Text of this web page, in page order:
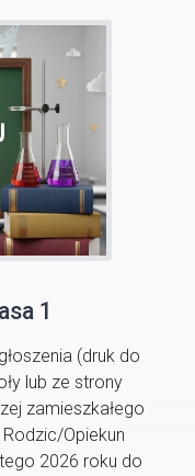
1
(druk do
lub ze strony
zamieszkałego
Opiekun
2026 roku do